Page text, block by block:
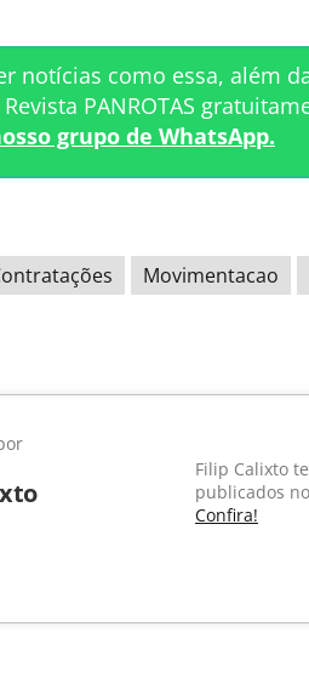
notícias como essa, além
PANROTAS
grupo de WhatsApp.
Movimentacao
Filip Calixto
publicados no
Confira!